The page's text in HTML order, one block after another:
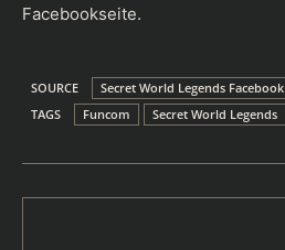
Facebookseite.
SOURCE
Secret World Legends Facebook
TAGS
Funcom Secret World Legends